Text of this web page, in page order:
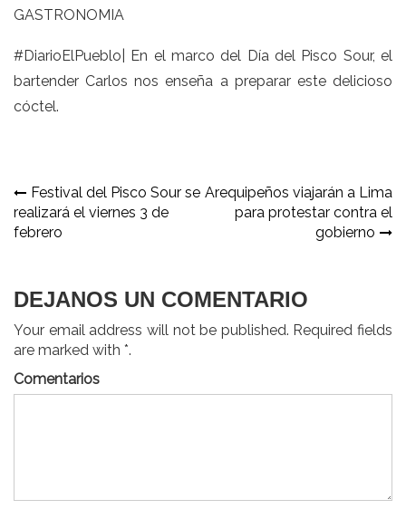
GASTRONOMIA
#DiarioElPueblo| En el marco del Día del Pisco Sour, el
bartender Carlos nos enseña a preparar este delicioso
cóctel.
Navegación
de
Festival del Pisco Sour se
realizará el viernes 3 de
febrero
Arequipeños viajarán a Lima
para protestar contra el
gobierno
DEJANOS UN COMENTARIO
Your email address will not be published. Required fields
are marked with *.
Comentarios